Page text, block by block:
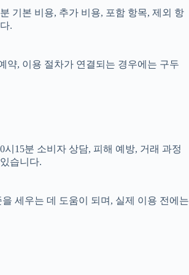
기본 비용, 추가 비용, 포함 항목, 제외 항
.
약, 이용 절차가 연결되는 경우에는 구두
시15분 소비자 상담, 피해 예방, 거래 과정
습니다.
세우는 데 도움이 되며, 실제 이용 전에는